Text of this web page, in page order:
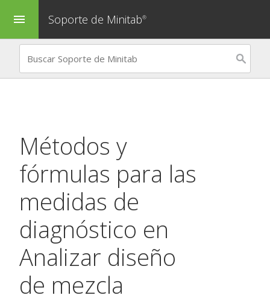
menu Soporte de Minitab®
Métodos y
fórmulas para las
medidas de
diagnóstico en
Analizar diseño
de mezcla